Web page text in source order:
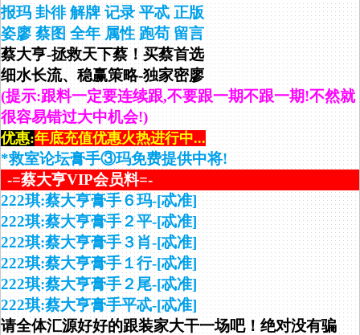
报玛 卦徘 解牌 记录 平忒 正版
姿廖 蔡图 全年 属性 跑苟 留言
蔡大亨-拯救天下蔡！买蔡首选
细水长流、稳赢策略-独家密廖
(提示:跟料一定要连续跟,不要跟一期不跟一期!不然就
很容易错过大中机会!)
优惠:年底充值优惠火热进行中...
*救室论坛膏手③玛免费提供中将!
-=蔡大亨VIP会员料=-
222琪:蔡大亨膏手６玛-[忒准]
222琪:蔡大亨膏手２平-[忒准]
222琪:蔡大亨膏手３肖-[忒准]
222琪:蔡大亨膏手１行-[忒准]
222琪:蔡大亨膏手２尾-[忒准]
222琪:蔡大亨膏手平忒-[忒准]
请全体汇源好好的跟装家大干一场吧！绝对没有骗